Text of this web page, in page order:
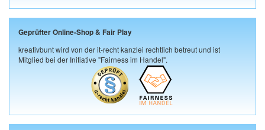
Geprüfter Online-Shop & Fair Play
kreativbunt wird von der it-recht kanzlei rechtlich betreut und ist
Mitglied bei der Initiative "Fairness im Handel".